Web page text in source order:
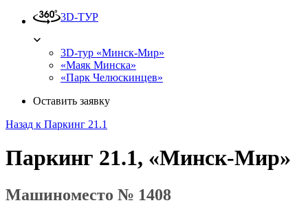
3D-ТУР
3D-тур «Минск-Мир»
«Маяк Минска»
«Парк Челюскинцев»
Оставить заявку
Назад к Паркинг 21.1
Паркинг 21.1, «Минск-Мир»
Машиноместо № 1408